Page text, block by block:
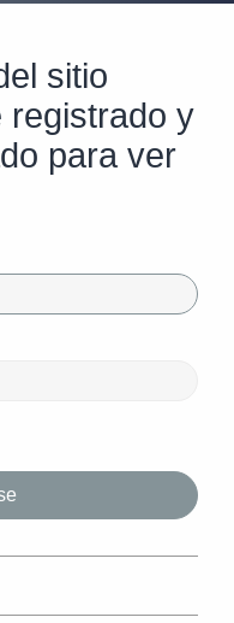
sitio
registrado y
para ver